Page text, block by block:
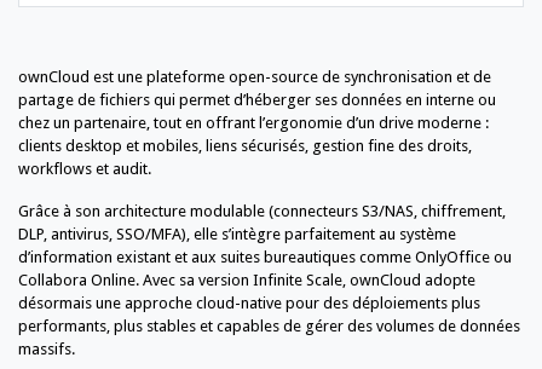
ownCloud est une plateforme open-source de synchronisation et de
partage de fichiers qui permet d’héberger ses données en interne ou
chez un partenaire, tout en offrant l’ergonomie d’un drive moderne :
clients desktop et mobiles, liens sécurisés, gestion fine des droits,
workflows et audit.
Grâce à son architecture modulable (connecteurs S3/NAS, chiffrement,
DLP, antivirus, SSO/MFA), elle s’intègre parfaitement au système
d’information existant et aux suites bureautiques comme OnlyOffice ou
Collabora Online. Avec sa version Infinite Scale, ownCloud adopte
désormais une approche cloud-native pour des déploiements plus
performants, plus stables et capables de gérer des volumes de données
massifs.